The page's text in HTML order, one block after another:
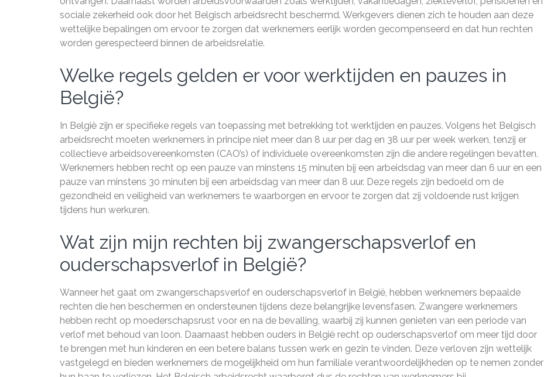
sociale zekerheid ook door het Belgisch arbeidsrecht beschermd. Werkgevers dienen zich te houden aan deze
wettelijke bepalingen om ervoor te zorgen dat werknemers eerlijk worden gecompenseerd en dat hun rechten
worden gerespecteerd binnen de arbeidsrelatie.
Welke regels gelden er voor werktijden en pauzes in
België?
In België zijn er specifieke regels van toepassing met betrekking tot werktijden en pauzes. Volgens het Belgisch
arbeidsrecht moeten werknemers in principe niet meer dan 8 uur per dag en 38 uur per week werken, tenzij er
collectieve arbeidsovereenkomsten (CAO’s) of individuele overeenkomsten zijn die andere regelingen bevatten.
Werknemers hebben recht op een pauze van minstens 15 minuten bij een arbeidsdag van meer dan 6 uur en een
pauze van minstens 30 minuten bij een arbeidsdag van meer dan 8 uur. Deze regels zijn bedoeld om de
gezondheid en veiligheid van werknemers te waarborgen en ervoor te zorgen dat zij voldoende rust krijgen
tijdens hun werkuren.
Wat zijn mijn rechten bij zwangerschapsverlof en
ouderschapsverlof in België?
Wanneer het gaat om zwangerschapsverlof en ouderschapsverlof in België, hebben werknemers bepaalde
rechten die hen beschermen en ondersteunen tijdens deze belangrijke levensfasen. Zwangere werknemers
hebben recht op moederschapsrust voor en na de bevalling, waarbij zij kunnen genieten van een periode van
verlof met behoud van loon. Daarnaast hebben ouders in België recht op ouderschapsverlof om meer tijd door
te brengen met hun kinderen en een betere balans tussen werk en gezin te vinden. Deze verloven zijn wettelijk
vastgelegd en bieden werknemers de mogelijkheid om hun familiale verantwoordelijkheden op te nemen zonder